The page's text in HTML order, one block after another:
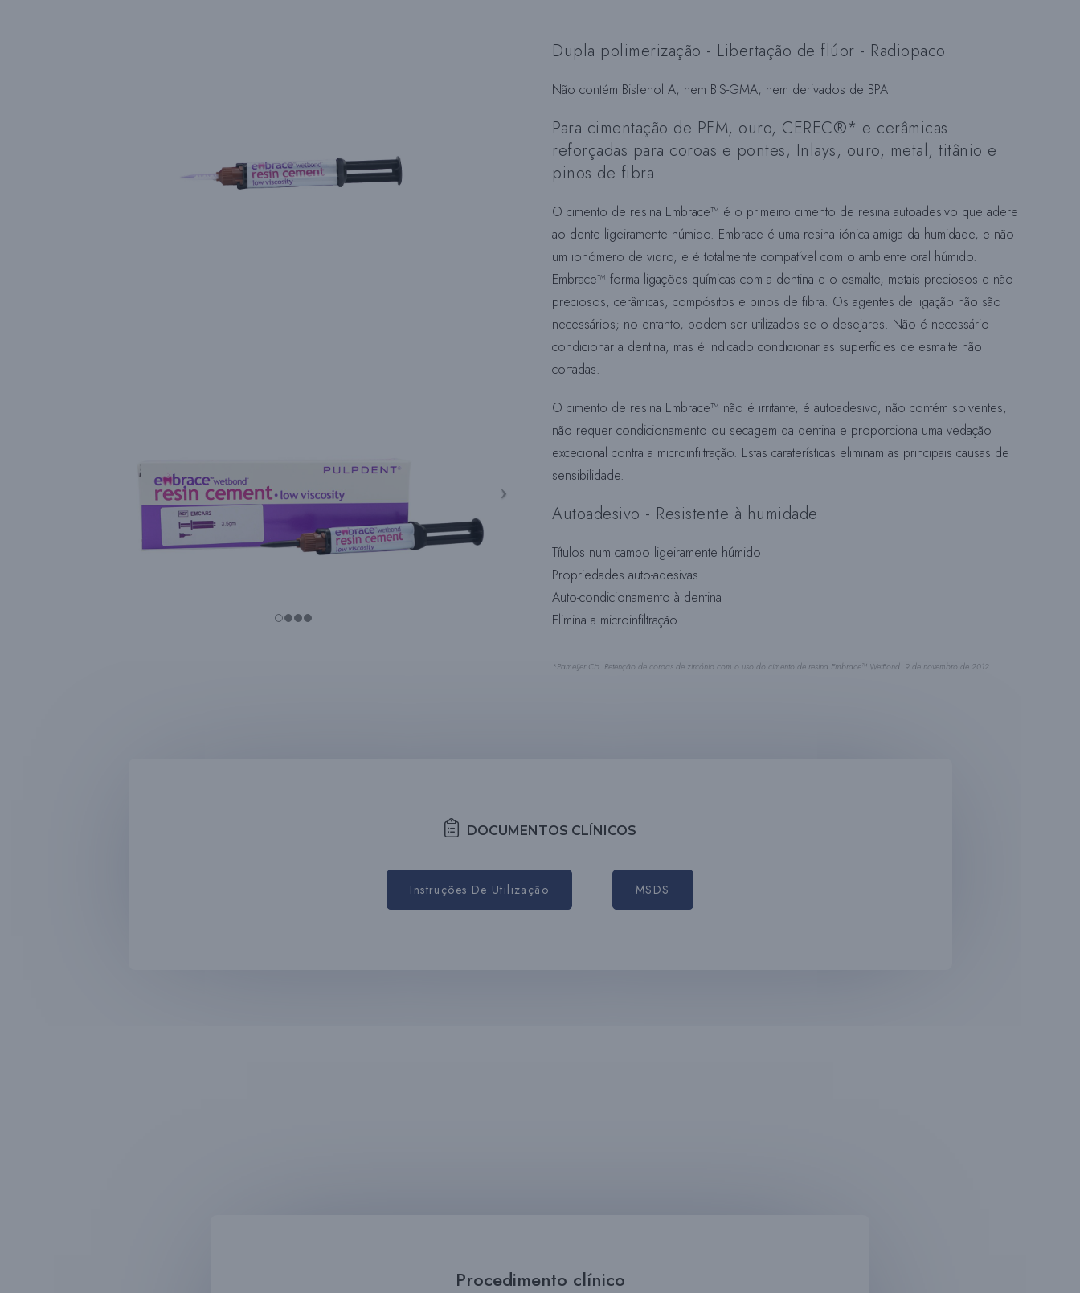
A
P
E
S
Dupla polimerização - Libertação de flúor - Radiopaco
Não contém Bisfenol A, nem BIS-GMA, nem derivados de BPA
Para cimentação de PFM, ouro, CEREC®* e cerâmicas
reforçadas para coroas e pontes; Inlays, ouro, metal, titânio e
pinos de fibra
O cimento de resina Embrace™ é o primeiro cimento de resina autoadesivo que adere
ao dente ligeiramente húmido. Embrace é uma resina iónica amiga da humidade, e não
um ionómero de vidro, e é totalmente compatível com o ambiente oral húmido.
Embrace™ forma ligações químicas com a dentina e o esmalte, metais preciosos e não
preciosos, cerâmicas, compósitos e pinos de fibra. Os agentes de ligação não são
necessários; no entanto, podem ser utilizados se o desejares. Não é necessário
condicionar a dentina, mas é indicado condicionar as superfícies de esmalte não
cortadas.
O cimento de resina Embrace™ não é irritante, é autoadesivo, não contém solventes,
não requer condicionamento ou secagem da dentina e proporciona uma vedação
excecional contra a microinfiltração. Estas caraterísticas eliminam as principais causas de
sensibilidade.
Autoadesivo - Resistente à humidade
Títulos num campo ligeiramente húmido
Propriedades auto-adesivas
Auto-condicionamento à dentina
Elimina a microinfiltração
*Pameijer CH. Retenção de coroas de zircónio com o uso do cimento de resina Embrace™ WetBond. 9 de novembro de 2012
DOCUMENTOS CLÍNICOS
Instruções De Utilização MSDS
Procedimento clínico